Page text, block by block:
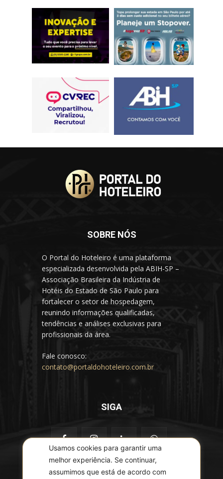
Usamos cookies para garantir uma
melhor experiência. Se continuar,
assumimos que está de acordo com
SOBRE NÓS
O Portal do Hoteleiro é uma plataforma
especializada desenvolvida pela ABIH-SP –
Associação Brasileira da Indústria de
Hotéis do Estado de São Paulo para
fortalecer o setor de hospedagem,
reunindo informações qualificadas,
tendências e análises exclusivas para
profissionais da área.
Fale conosco:
contato@portaldohoteleiro.com.br
SIGA